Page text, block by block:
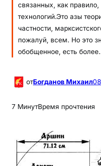
связанных, как
технологий.Это азы
частности,
пожалуй, всем. Но это
обобщенное, есть
отБогданов Михаил
7 МинутВремя прочтения